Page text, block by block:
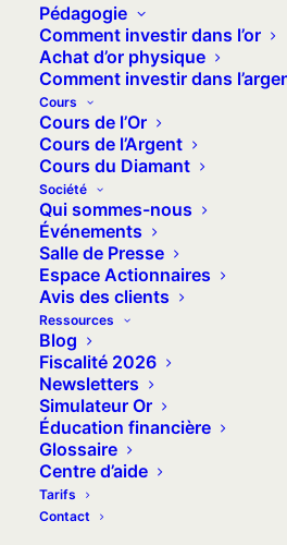
Pédagogie
Comment investir dans l’or
Achat d’or physique
Comment investir dans
Cours
Cours de l’Or
Cours de l’Argent
Cours du Diamant
Société
Qui sommes-nous
Événements
Salle de Presse
Espace Actionnaires
Avis des clients
Ressources
Blog
Fiscalité 2026
Newsletters
Simulateur Or
Éducation financière
Glossaire
Centre d’aide
Tarifs
Contact
L’argent métal, souvent
frère de l’or, occupe une
marchés financiers.
prix sont principalement
Bullion Market Association,
de l’argent métal est
combinaison complexe de
interdépendants, allant de
que matière première
tant que valeur refuge
Les facteurs